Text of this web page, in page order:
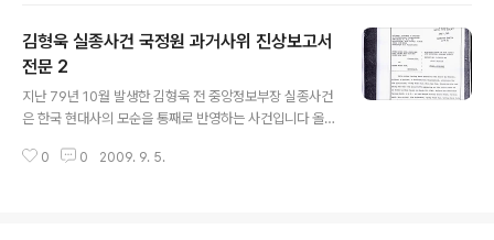
실종사건 전후 사정을 파악하는데는 나름대로 도움이 되는
자료입니다 저도 자료스캔이 끝나는 데로 하나 하나 공개
하겠습니다 안치용 백 큰 화면이나 자료 다운로드는 화면
창 아래 파일명을 클릭하시면 됩니다 여러분의 제보도 환
서 전문 3-10 captured by 안치용 -
김형욱 실종사건 국정원 과거사위 진상보고서
전문 2
지난 79년 10월 발생한 김형욱 전 중앙정보부장 실종사건
은 한국 현대사의 모순을 통째로 반영하는 사건입니다 올
가 조사한 자료를 밝혀나갈까 합니다 우선 김형욱 실종사
0 0 2009. 9. 5.